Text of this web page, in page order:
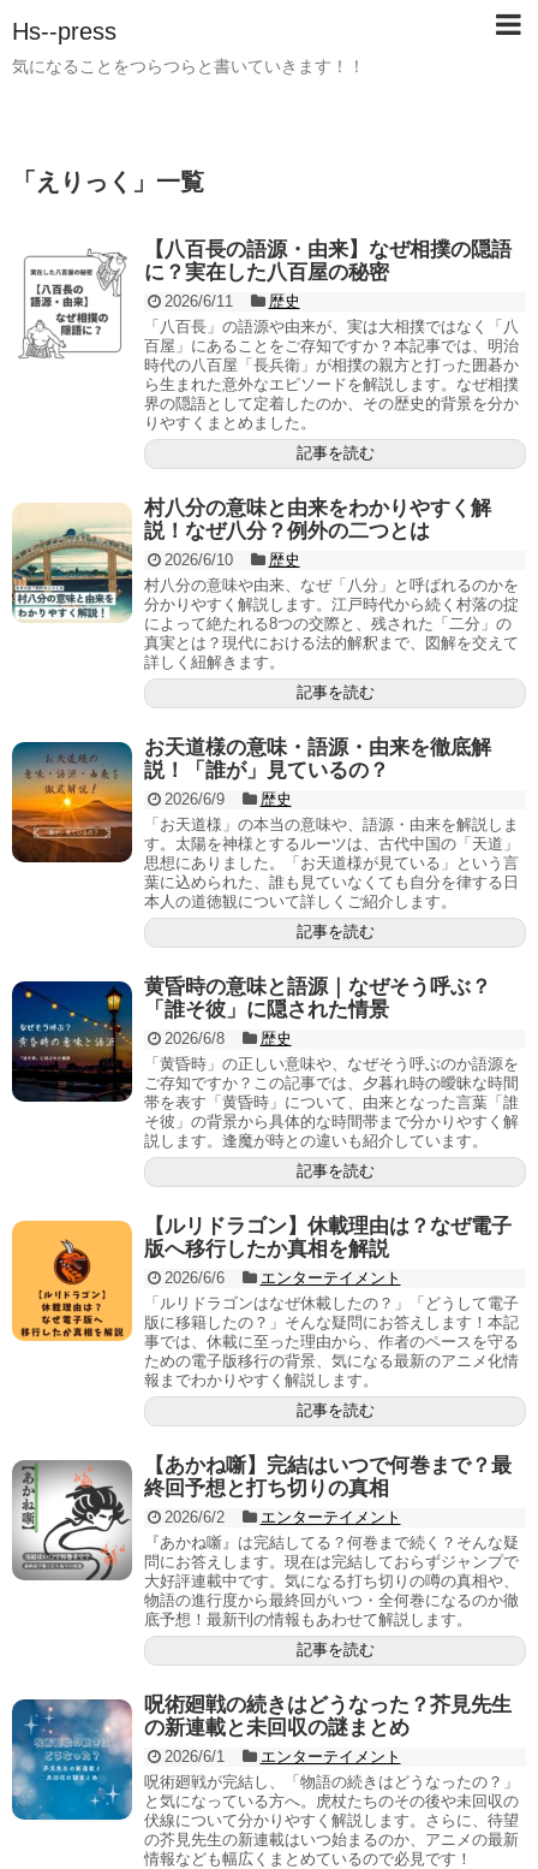
Hs--press
気になることをつらつらと書いていきます！！
「 えりっく 」 一覧
【八百長の語源・由来】なぜ相撲の隠語
に？実在した八百屋の秘密
2026/6/11
歴史
「八百長」の語源や由来が、実は大相撲ではなく「八
百屋」にあることをご存知ですか？本記事では、明治
時代の八百屋「長兵衛」が相撲の親方と打った囲碁か
ら生まれた意外なエピソードを解説します。なぜ相撲
界の隠語として定着したのか、その歴史的背景を分か
りやすくまとめました。
記事を読む
村八分の意味と由来をわかりやすく解
説！なぜ八分？例外の二つとは
2026/6/10
歴史
村八分の意味や由来、なぜ「八分」と呼ばれるのかを
分かりやすく解説します。江戸時代から続く村落の掟
によって絶たれる8つの交際と、残された「二分」の
真実とは？現代における法的解釈まで、図解を交えて
詳しく紐解きます。
記事を読む
お天道様の意味・語源・由来を徹底解
説！「誰が」見ているの？
2026/6/9
歴史
「お天道様」の本当の意味や、語源・由来を解説しま
す。太陽を神様とするルーツは、古代中国の「天道」
思想にありました。「お天道様が見ている」という言
葉に込められた、誰も見ていなくても自分を律する日
本人の道徳観について詳しくご紹介します。
記事を読む
黄昏時の意味と語源｜なぜそう呼ぶ？
「誰そ彼」に隠された情景
2026/6/8
歴史
「黄昏時」の正しい意味や、なぜそう呼ぶのか語源を
ご存知ですか？この記事では、夕暮れ時の曖昧な時間
帯を表す「黄昏時」について、由来となった言葉「誰
そ彼」の背景から具体的な時間帯まで分かりやすく解
説します。逢魔が時との違いも紹介しています。
記事を読む
【ルリドラゴン】休載理由は？なぜ電子
版へ移行したか真相を解説
2026/6/6
エンターテイメント
「ルリドラゴンはなぜ休載したの？」「どうして電子
版に移籍したの？」そんな疑問にお答えします！本記
事では、休載に至った理由から、作者のペースを守る
ための電子版移行の背景、気になる最新のアニメ化情
報までわかりやすく解説します。
記事を読む
【あかね噺】完結はいつで何巻まで？最
終回予想と打ち切りの真相
2026/6/2
エンターテイメント
『あかね噺』は完結してる？何巻まで続く？そんな疑
問にお答えします。現在は完結しておらずジャンプで
大好評連載中です。気になる打ち切りの噂の真相や、
物語の進行度から最終回がいつ・全何巻になるのか徹
底予想！最新刊の情報もあわせて解説します。
記事を読む
呪術廻戦の続きはどうなった？芥見先生
の新連載と未回収の謎まとめ
2026/6/1
エンターテイメント
呪術廻戦が完結し、「物語の続きはどうなったの？」
と気になっている方へ。虎杖たちのその後や未回収の
伏線について分かりやすく解説します。さらに、待望
の芥見先生の新連載はいつ始まるのか、アニメの最新
情報なども幅広くまとめているので必見です！